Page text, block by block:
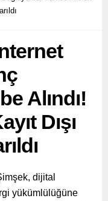
Alındı!
Dışı
dijital
yükümlülüğüne